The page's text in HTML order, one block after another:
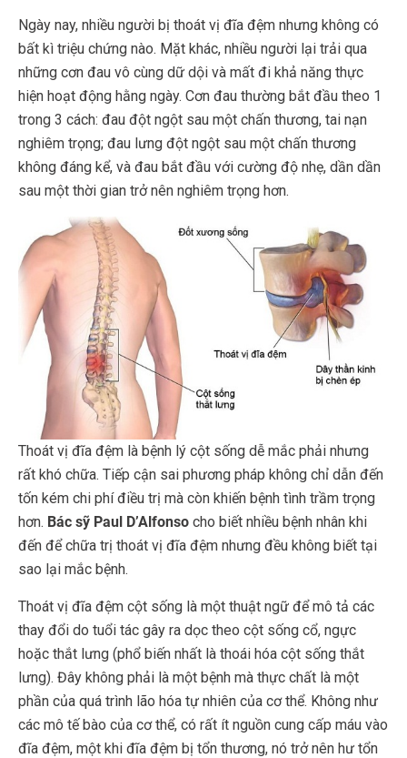
Ngày nay, nhiều người bị thoát vị đĩa đệm nhưng không có
bất kì triệu chứng nào. Mặt khác, nhiều người lại trải qua
những cơn đau vô cùng dữ dội và mất đi khả năng thực
hiện hoạt động hằng ngày. Cơn đau thường bắt đầu theo 1
trong 3 cách: đau đột ngột sau một chấn thương, tai nạn
nghiêm trọng; đau lưng đột ngột sau một chấn thương
không đáng kể, và đau bắt đầu với cường độ nhẹ, dần dần
sau một thời gian trở nên nghiêm trọng hơn.
Thoát vị đĩa đệm là bệnh lý cột sống dễ mắc phải nhưng
rất khó chữa. Tiếp cận sai phương pháp không chỉ dẫn đến
tốn kém chi phí điều trị mà còn khiến bệnh tình trầm trọng
hơn. Bác sỹ Paul D’Alfonso cho biết nhiều bệnh nhân khi
đến để chữa trị thoát vị đĩa đệm nhưng đều không biết tại
sao lại mắc bệnh.
Thoát vị đĩa đệm cột sống là một thuật ngữ để mô tả các
thay đổi do tuổi tác gây ra dọc theo cột sống cổ, ngực
hoặc thắt lưng (phổ biến nhất là thoái hóa cột sống thắt
lưng). Đây không phải là một bệnh mà thực chất là một
phần của quá trình lão hóa tự nhiên của cơ thể. Không như
các mô tế bào của cơ thể, có rất ít nguồn cung cấp máu vào
đĩa đệm, một khi đĩa đệm bị tổn thương, nó trở nên hư tổn